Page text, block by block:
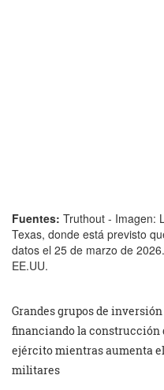
Fuentes: Truthout - Imagen:
Texas, donde está previsto
datos el 25 de marzo de
EE.UU.
Grandes grupos de
financiando la construcción
ejército mientras aumenta
militares